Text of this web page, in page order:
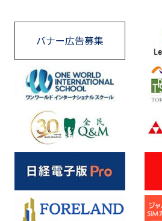
バナー広告募集